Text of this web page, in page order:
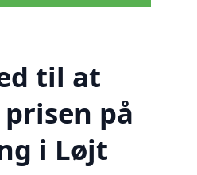
til at
på
i Løjt